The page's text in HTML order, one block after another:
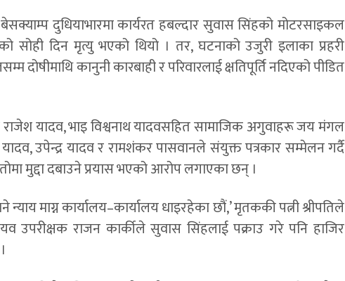
दुधियाभारमा कार्यरत हबल्दार सुवास सिंहको मोटरसाइकल
दिन मृत्यु भएको थियो । तर, घटनाको उजुरी इलाका प्रहरी
दोषीमाथि कानुनी कारबाही र परिवारलाई क्षतिपूर्ति नदिएको पीडित
राजेश यादव, भाइ विश्वनाथ यादवसहित सामाजिक अगुवाहरू जय मंगल
उपेन्द्र यादव र रामशंकर पासवानले संयुक्त पत्रकार सम्मेलन गर्दै
मुद्दा दबाउने प्रयास भएको आरोप लगाएका छन् ।
माग्न कार्यालय–कार्यालय धाइरहेका छौं,’ मृतककी पत्नी श्रीपतिले
उपरीक्षक राजन कार्कीले सुवास सिंहलाई पक्राउ गरे पनि हाजिर